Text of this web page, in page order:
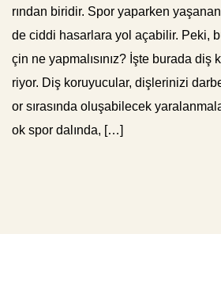
rından biridir. Spor yaparken
de ciddi hasarlara yol açabilir. Peki,
çin ne yapmalısınız? İşte burada diş
riyor. Diş koruyucular, dişlerinizi
or sırasında oluşabilecek
ok spor dalında, […]